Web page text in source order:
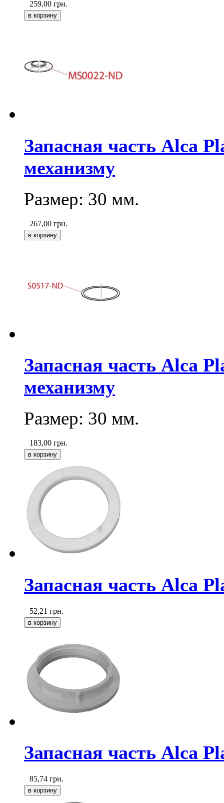
259,00 грн.
Запасная часть Alca
механизму
Размер: 30 мм.
267,00 грн.
Запасная часть Alca
механизму
Размер: 30 мм.
183,00 грн.
Запасная часть Alca
52,21 грн.
Запасная часть Alca
85,74 грн.